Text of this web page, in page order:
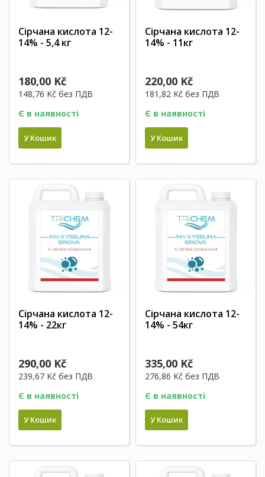
Сірчана кислота 12-
14% - 5,4 кг
180,00 Kč
148,76 Kč без ПДВ
Є в наявності
У Кошик
Сірчана кислота 12-
14% - 11кг
220,00 Kč
181,82 Kč без ПДВ
Є в наявності
У Кошик
Сірчана кислота 12-
14% - 22кг
290,00 Kč
239,67 Kč без ПДВ
Є в наявності
У Кошик
Сірчана кислота 12-
14% - 54кг
335,00 Kč
276,86 Kč без ПДВ
Є в наявності
У Кошик